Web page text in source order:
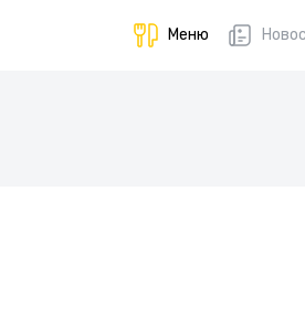
Меню